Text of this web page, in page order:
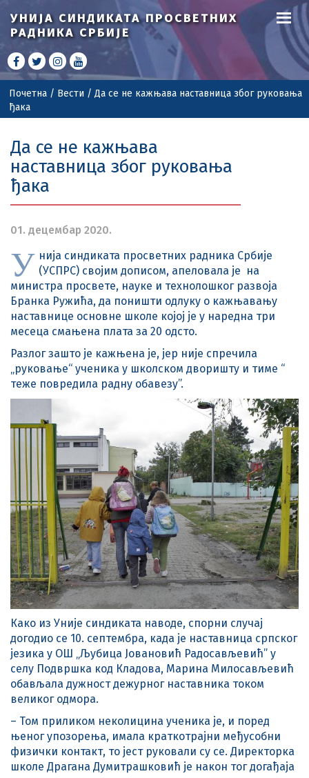
УНИЈА СИНДИКАТАПРОСВЕТНИХ
РАДНИКА СРБИЈЕ
Почетна / Вести / Да се не кажњава наставница због руковања
ђака
Да се не кажњава
наставница због руковања
ђака
01. децембар 2020.
У нија синдиката просветних радника Србије
(УСПРС) својим дописом, апеловала је на
министра просвете, науке и технолошког развоја
Бранка Ружића, да поништи одлуку о кажњавању
наставнице основне школе којој је у наредна три
месеца смањена плата за 20 одсто.
Разлог зашто је кажњена је, јер није спречила
„руковање“ ученика у школском дворишту и тиме “
теже повредила радну обавезу”.
Како из Уније синдиката наводе, спорни случај
догодио се 10. септембра, када је наставница српског
језика у ОШ „Љубица Јовановић Радосављевић” у
селу Подвршка код Кладова, Марина Милосављевић
обављала дужност дежурног наставника током
великог одмора.
– Том приликом неколицина ученика је, и поред
њеног упозорења, имала краткотрајни међусобни
физички контакт, то јест руковали су се. Директорка
школе Драгана Думитрашковић је након тог догађаја